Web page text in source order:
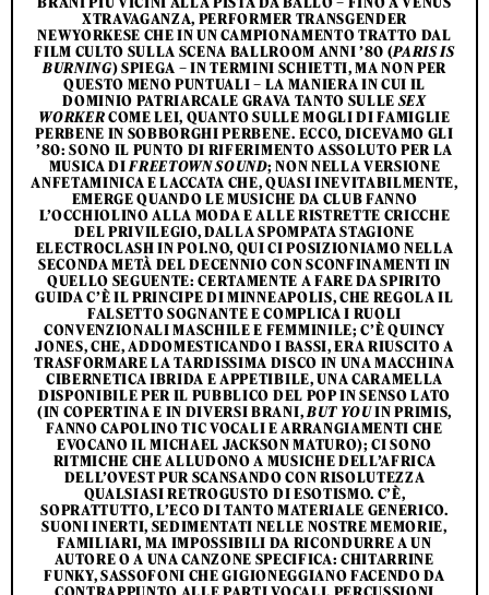
XTRAVAGANZA, PERFORMER TRANSGENDER
NEWYORKESE CHE IN UN CAMPIONAMENTO TRATTO DAL
FILM CULTO SULLA SCENA BALLROOM ANNI ’80 (PARIS IS
BURNING) SPIEGA – IN TERMINI SCHIETTI, MA NON PER
QUESTO MENO PUNTUALI – LA MANIERA IN CUI IL
DOMINIO PATRIARCALE GRAVA TANTO SULLESEX
WORKERCOME LEI, QUANTO SULLE MOGLI DI FAMIGLIE
PERBENE IN SOBBORGHI PERBENE. ECCO, DICEVAMO GLI
’80: SONO IL PUNTO DI RIFERIMENTO ASSOLUTO PER LA
MUSICA DIFREETOWN SOUND; NON NELLA VERSIONE
ANFETAMINICA E LACCATA CHE, QUASI INEVITABILMENTE,
EMERGE QUANDO LE MUSICHE DA CLUB FANNO
L’OCCHIOLINO ALLA MODA E ALLE RISTRETTE CRICCHE
DEL PRIVILEGIO, DALLA SPOMPATA STAGIONE
ELECTROCLASH IN POI.NO, QUI CI POSIZIONIAMO NELLA
SECONDA METÀ DEL DECENNIO CON SCONFINAMENTI IN
QUELLO SEGUENTE: CERTAMENTE A FARE DA SPIRITO
GUIDA C’È IL PRINCIPE DI MINNEAPOLIS, CHE REGOLA IL
FALSETTO SOGNANTE E COMPLICA I RUOLI
CONVENZIONALI MASCHILE E FEMMINILE; C’È QUINCY
JONES, CHE, ADDOMESTICANDO I BASSI, ERA RIUSCITO A
TRASFORMARE LA TARDISSIMA DISCO IN UNA MACCHINA
CIBERNETICA IBRIDA E APPETIBILE, UNA CARAMELLA
DISPONIBILE PER IL PUBBLICO DEL POP IN SENSO LATO
(IN COPERTINA E IN DIVERSI BRANI,BUT YOUIN PRIMIS,
FANNO CAPOLINO TIC VOCALI E ARRANGIAMENTI CHE
EVOCANO IL MICHAEL JACKSON MATURO); CI SONO
RITMICHE CHE ALLUDONO A MUSICHE DELL’AFRICA
DELL’OVEST PUR SCANSANDO CON RISOLUTEZZA
QUALSIASI RETROGUSTO DI ESOTISMO. C’È,
SOPRATTUTTO, L’ECO DI TANTO MATERIALE GENERICO.
SUONI INERTI, SEDIMENTATI NELLE NOSTRE MEMORIE,
FAMILIARI, MA IMPOSSIBILI DA RICONDURRE A UN
AUTORE O A UNA CANZONE SPECIFICA: CHITARRINE
FUNKY, SASSOFONI CHE GIGIONEGGIANO FACENDO DA